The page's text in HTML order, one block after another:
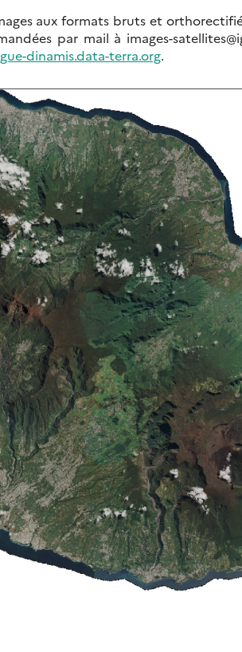
aux formats bruts et
par mail à images-
dinamis.data-terra.org.